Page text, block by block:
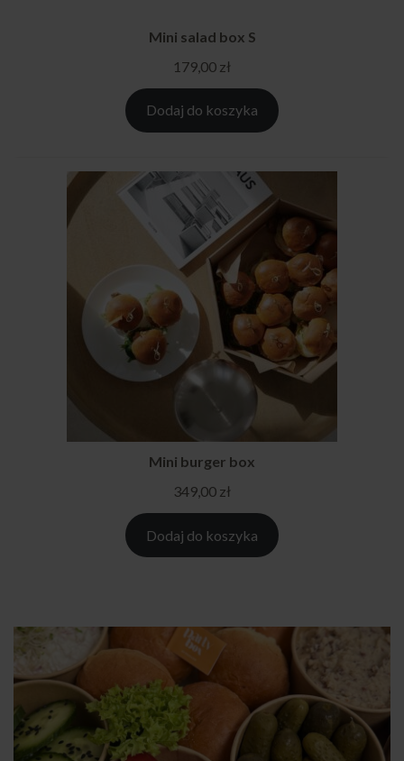
Mini salad box S
179,00 zł
Dodaj do koszyka
Mini burger box
349,00 zł
Dodaj do koszyka